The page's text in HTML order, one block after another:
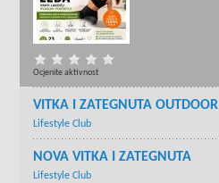
Ocjenite aktivnost
VITKA I ZATEGNUTA OUTDOOR
Lifestyle Club
NOVA VITKA I ZATEGNUTA
Lifestyle Club